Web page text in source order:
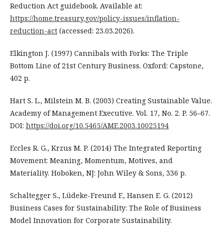
Reduction Act guidebook. Available at:
https://home.treasury.gov/policy-issues/inflation-
reduction-act (accessed: 23.03.2026).
Elkington J. (1997) Cannibals with Forks: The Triple
Bottom Line of 21st Century Business. Oxford: Capstone,
402 p.
Hart S. L., Milstein M. B. (2003) Creating Sustainable Value.
Academy of Management Executive. Vol. 17, No. 2. P. 56–67.
DOI: https://doi.org/10.5465/AME.2003.10025194
Eccles R. G., Krzus M. P. (2014) The Integrated Reporting
Movement: Meaning, Momentum, Motives, and
Materiality. Hoboken, NJ: John Wiley & Sons, 336 p.
Schaltegger S., Lüdeke-Freund F., Hansen E. G. (2012)
Business Cases for Sustainability: The Role of Business
Model Innovation for Corporate Sustainability.